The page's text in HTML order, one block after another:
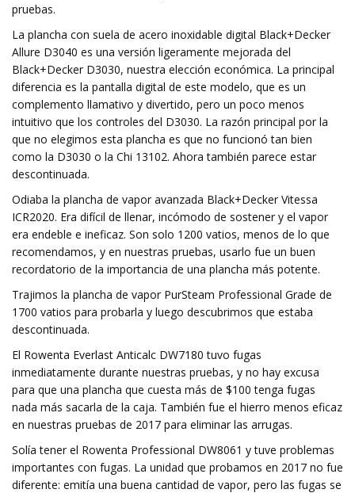
pruebas.
La plancha con suela de acero inoxidable digital Black+Decker
Allure D3040 es una versión ligeramente mejorada del
Black+Decker D3030, nuestra elección económica. La principal
diferencia es la pantalla digital de este modelo, que es un
complemento llamativo y divertido, pero un poco menos
intuitivo que los controles del D3030. La razón principal por la
que no elegimos esta plancha es que no funcionó tan bien
como la D3030 o la Chi 13102. Ahora también parece estar
descontinuada.
Odiaba la plancha de vapor avanzada Black+Decker Vitessa
ICR2020. Era difícil de llenar, incómodo de sostener y el vapor
era endeble e ineficaz. Son solo 1200 vatios, menos de lo que
recomendamos, y en nuestras pruebas, usarlo fue un buen
recordatorio de la importancia de una plancha más potente.
Trajimos la plancha de vapor PurSteam Professional Grade de
1700 vatios para probarla y luego descubrimos que estaba
descontinuada.
El Rowenta Everlast Anticalc DW7180 tuvo fugas
inmediatamente durante nuestras pruebas, y no hay excusa
para que una plancha que cuesta más de $100 tenga fugas
nada más sacarla de la caja. También fue el hierro menos eficaz
en nuestras pruebas de 2017 para eliminar las arrugas.
Solía ​​​​tener el Rowenta Professional DW8061 y tuve problemas
importantes con fugas. La unidad que probamos en 2017 no fue
diferente: emitía una buena cantidad de vapor, pero las fugas se